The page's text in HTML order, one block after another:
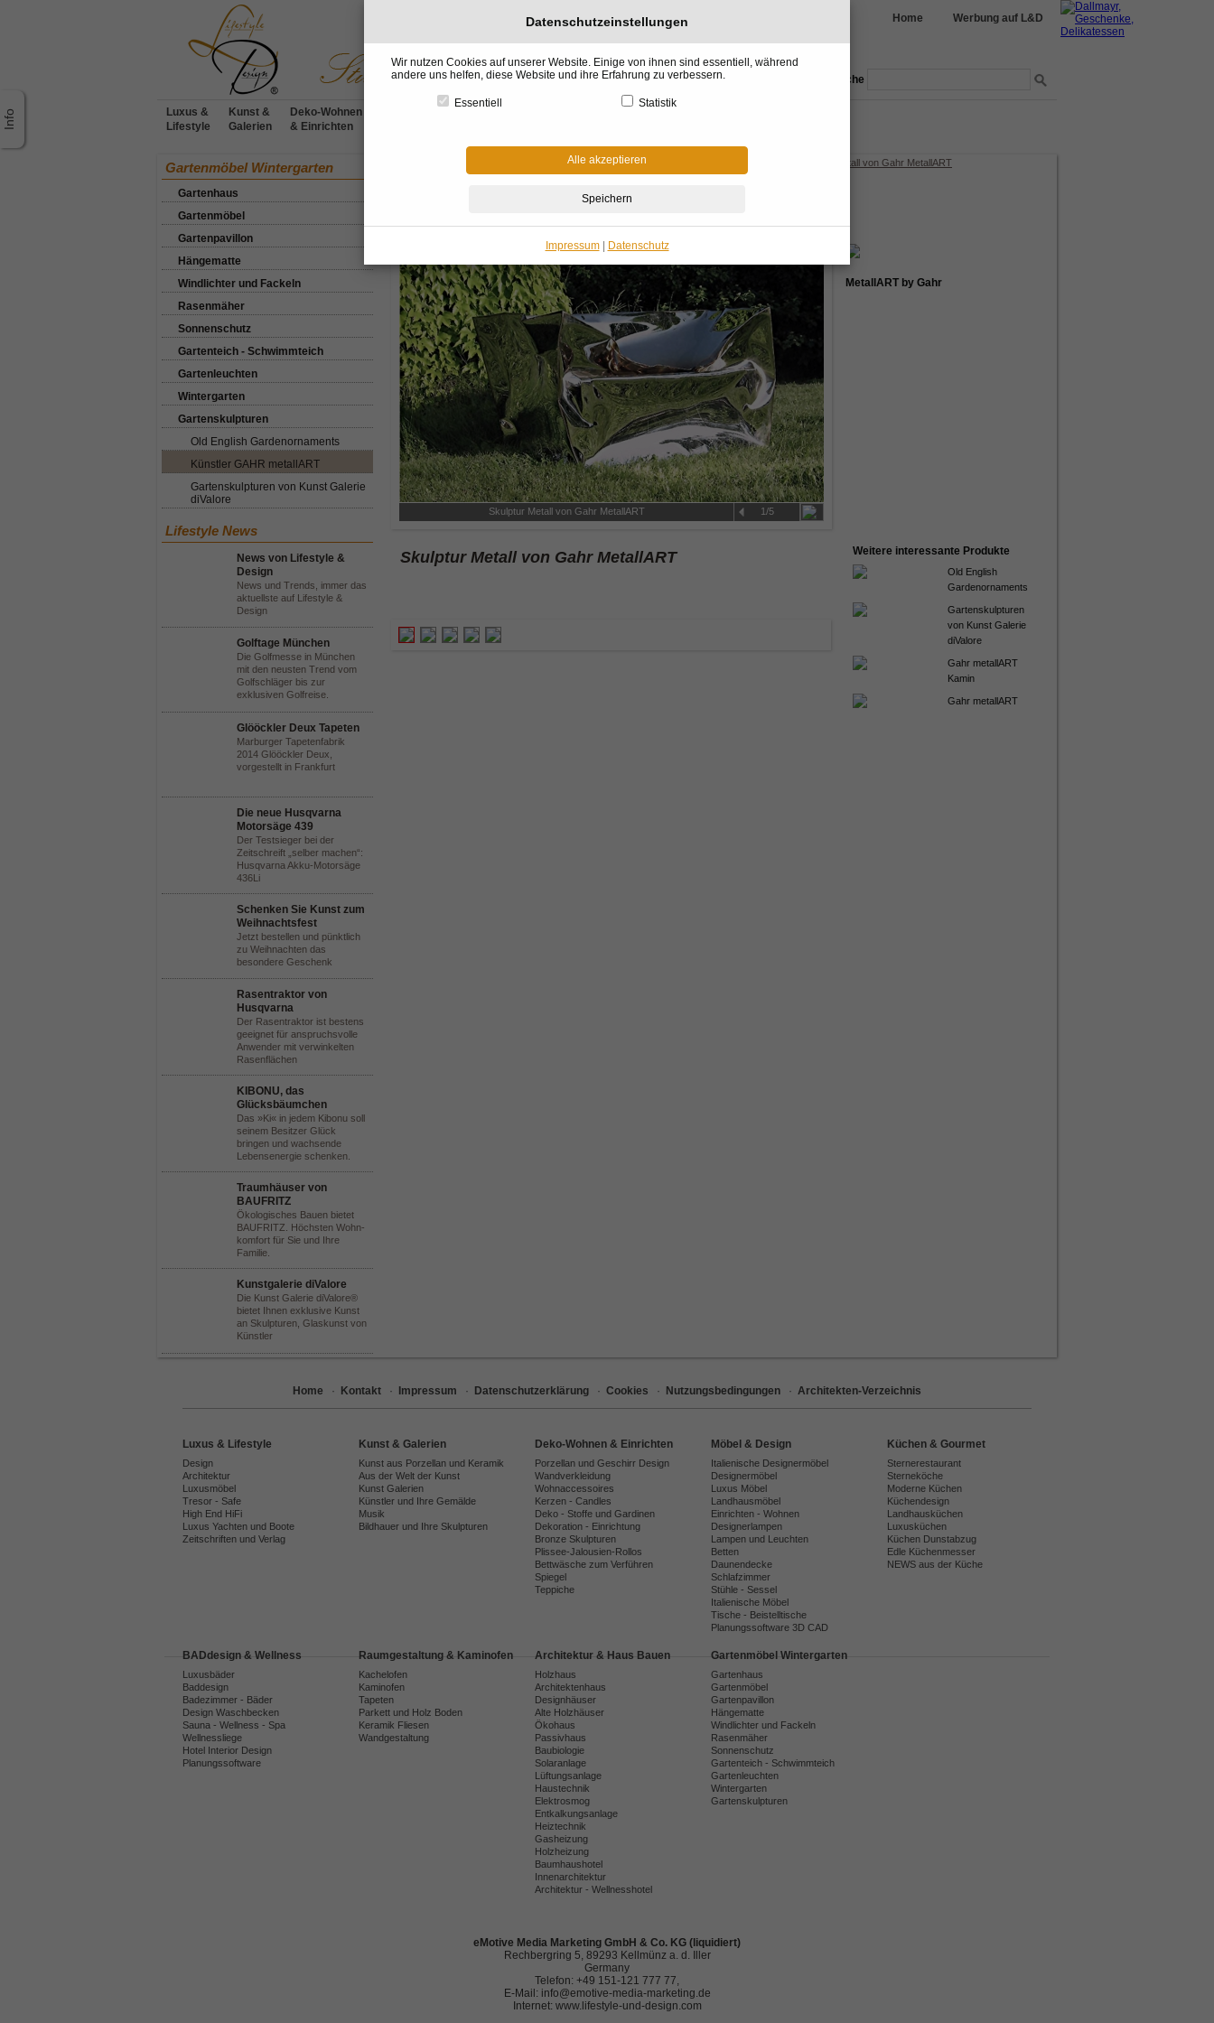
Home Werbung auf L&D
Suche
Luxus &
Lifestyle
Kunst &
Galerien
Deko-Wohnen
& Einrichten
Gartenmöbel Wintergarten
Gartenhaus
Gartenmöbel
Gartenpavillon
Hängematte
Windlichter und Fackeln
Rasenmäher
Sonnenschutz
Gartenteich - Schwimmteich
Gartenleuchten
Wintergarten
Gartenskulpturen
Old English Gardenornaments
Künstler GAHR metallART
Gartenskulpturen von Kunst Galerie
diValore
Lifestyle News
News von Lifestyle &
Design
News und Trends, immer das
aktuellste auf Lifestyle &
Design
Golftage München
Die Golfmesse in München
mit den neusten Trend vom
Golfschläger bis zur
exklusiven Golfreise.
Glööckler Deux Tapeten
Marburger Tapetenfabrik
2014 Glööckler Deux,
vorgestellt in Frankfurt
Die neue Husqvarna
Motorsäge 439
Der Testsieger bei der
Zeitschreift „selber machen“:
Husqvarna Akku-Motorsäge
436Li
Schenken Sie Kunst zum
Weihnachtsfest
Jetzt bestellen und pünktlich
zu Weihnachten das
besondere Geschenk
Rasentraktor von
Husqvarna
Der Rasentraktor ist bestens
geeignet für anspruchsvolle
Anwender mit verwinkelten
Rasenflächen
KIBONU, das
Glücksbäumchen
Das »Ki« in jedem Kibonu soll
seinem Besitzer Glück
bringen und wachsende
Lebensenergie schenken.
Traumhäuser von
BAUFRITZ
Ökologisches Bauen bietet
BAUFRITZ. Höchsten Wohn-
komfort für Sie und Ihre
Familie.
Kunstgalerie diValore
Die Kunst Galerie diValore®
bietet Ihnen exklusive Kunst
an Skulpturen, Glaskunst von
Künstler
»Gartenskulpturen Skulptur Metall von Gahr MetallART
Künstler GAHR metallART
Skulptur Metall von Gahr MetallART 1/5
Skulptur Metall von Gahr MetallART
MetallART by Gahr
Weitere interessante Produkte
Old English
Gardenornaments
Gartenskulpturen
von Kunst Galerie
diValore
Gahr metallART
Kamin
Gahr metallART
Home · Kontakt · Impressum · Datenschutzerklärung · Cookies · Nutzungsbedingungen · Architekten-Verzeichnis
Luxus & Lifestyle
Design
Architektur
Luxusmöbel
Tresor - Safe
High End HiFi
Luxus Yachten und Boote
Zeitschriften und Verlag
Kunst & Galerien
Kunst aus Porzellan und Keramik
Aus der Welt der Kunst
Kunst Galerien
Künstler und Ihre Gemälde
Musik
Bildhauer und Ihre Skulpturen
Deko-Wohnen & Einrichten
Porzellan und Geschirr Design
Wandverkleidung
Wohnaccessoires
Kerzen - Candles
Deko - Stoffe und Gardinen
Dekoration - Einrichtung
Bronze Skulpturen
Plissee-Jalousien-Rollos
Bettwäsche zum Verführen
Spiegel
Teppiche
Möbel & Design
Italienische Designermöbel
Designermöbel
Luxus Möbel
Landhausmöbel
Einrichten - Wohnen
Designerlampen
Lampen und Leuchten
Betten
Daunendecke
Schlafzimmer
Stühle - Sessel
Italienische Möbel
Tische - Beistelltische
Planungssoftware 3D CAD
Küchen & Gourmet
Sternerestaurant
Sterneköche
Moderne Küchen
Küchendesign
Landhausküchen
Luxusküchen
Küchen Dunstabzug
Edle Küchenmesser
NEWS aus der Küche
BADdesign & Wellness
Luxusbäder
Baddesign
Badezimmer - Bäder
Design Waschbecken
Sauna - Wellness - Spa
Wellnessliege
Hotel Interior Design
Planungssoftware
Raumgestaltung & Kaminofen
Kachelofen
Kaminofen
Tapeten
Parkett und Holz Boden
Keramik Fliesen
Wandgestaltung
Architektur & Haus Bauen
Holzhaus
Architektenhaus
Designhäuser
Alte Holzhäuser
Ökohaus
Passivhaus
Baubiologie
Solaranlage
Lüftungsanlage
Haustechnik
Elektrosmog
Entkalkungsanlage
Heiztechnik
Gasheizung
Holzheizung
Baumhaushotel
Innenarchitektur
Architektur - Wellnesshotel
Gartenmöbel Wintergarten
Gartenhaus
Gartenmöbel
Gartenpavillon
Hängematte
Windlichter und Fackeln
Rasenmäher
Sonnenschutz
Gartenteich - Schwimmteich
Gartenleuchten
Wintergarten
Gartenskulpturen
eMotive Media Marketing GmbH & Co. KG (liquidiert)
Rechbergring 5, 89293 Kellmünz a. d. Iller
Germany
Telefon: +49 151-121 777 77,
E-Mail: info@emotive-media-marketing.de
Internet: www.lifestyle-und-design.com
Datenschutzeinstellungen
Wir nutzen Cookies auf unserer Website. Einige von ihnen sind essentiell, während
andere uns helfen, diese Website und ihre Erfahrung zu verbessern.
Essentiell Statistik
Alle akzeptieren
Impressum| Datenschutz